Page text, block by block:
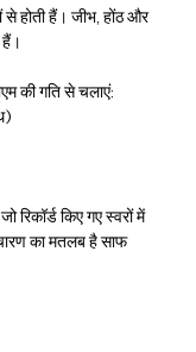
से होती हैं। जीभ, होंठ और
हैं।
की गति से चलाएं:
रिकॉर्ड किए गए स्वरों में
का मतलब है साफ